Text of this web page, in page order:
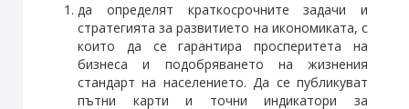
да определят краткосрочните задачи и
стратегията за развитието на икономиката, с
които да се гарантира просперитета на
бизнеса и подобряването на жизнения
стандарт на населението. Да се публикуват
пътни карти и точни индикатори за